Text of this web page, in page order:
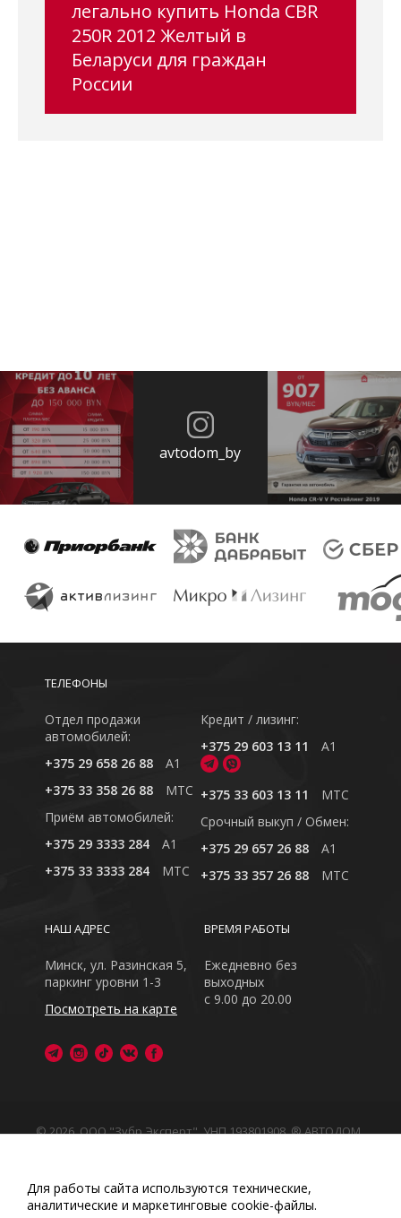
легально купить Honda CBR
250R 2012 Желтый в
Беларуси для граждан
России
avtodom_by
ТЕЛЕФОНЫ
Отдел продажи
автомобилей:
+375 29 658 26 88
A1
+375 33 358 26 88
MTC
Приём автомобилей:
+375 29 3333 284
A1
+375 33 3333 284
MTC
Кредит / лизинг:
+375 29 603 13 11
A1
+375 33 603 13 11
MTC
Cрочный выкуп / Обмен:
+375 29 657 26 88
A1
+375 33 357 26 88
MTC
ВРЕМЯ РАБОТЫ
Ежедневно без
выходных
с 9.00 до 20.00
НАШ АДРЕС
Минск, ул. Разинская 5,
паркинг уровни 1-3
Посмотреть на карте
© 2026, ООО "Зубр Эксперт", УНП 193801908. ® АВТОДОМ
Обращаем Ваше внимание на то, что данный интернет-
сайт носит исключительно информационный характер
Любое использование либо копирование материалов
Для работы сайта используются технические,
аналитические и маркетинговые сооkіе-файлы.